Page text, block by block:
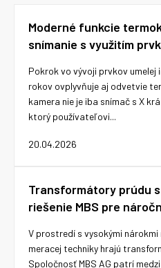
Moderné funkcie
snímanie s využitím
20.04.2026
Pokrok vo vývoji prvkov umelej
rokov ovplyvňuje aj odvetvie
kamera nie je iba snímač s X
ktorý používateľovi...
Transformátory prúdu
riešenie MBS pre
V prostredí s vysokými
meracej techniky hrajú
Spoločnosť MBS AG patrí